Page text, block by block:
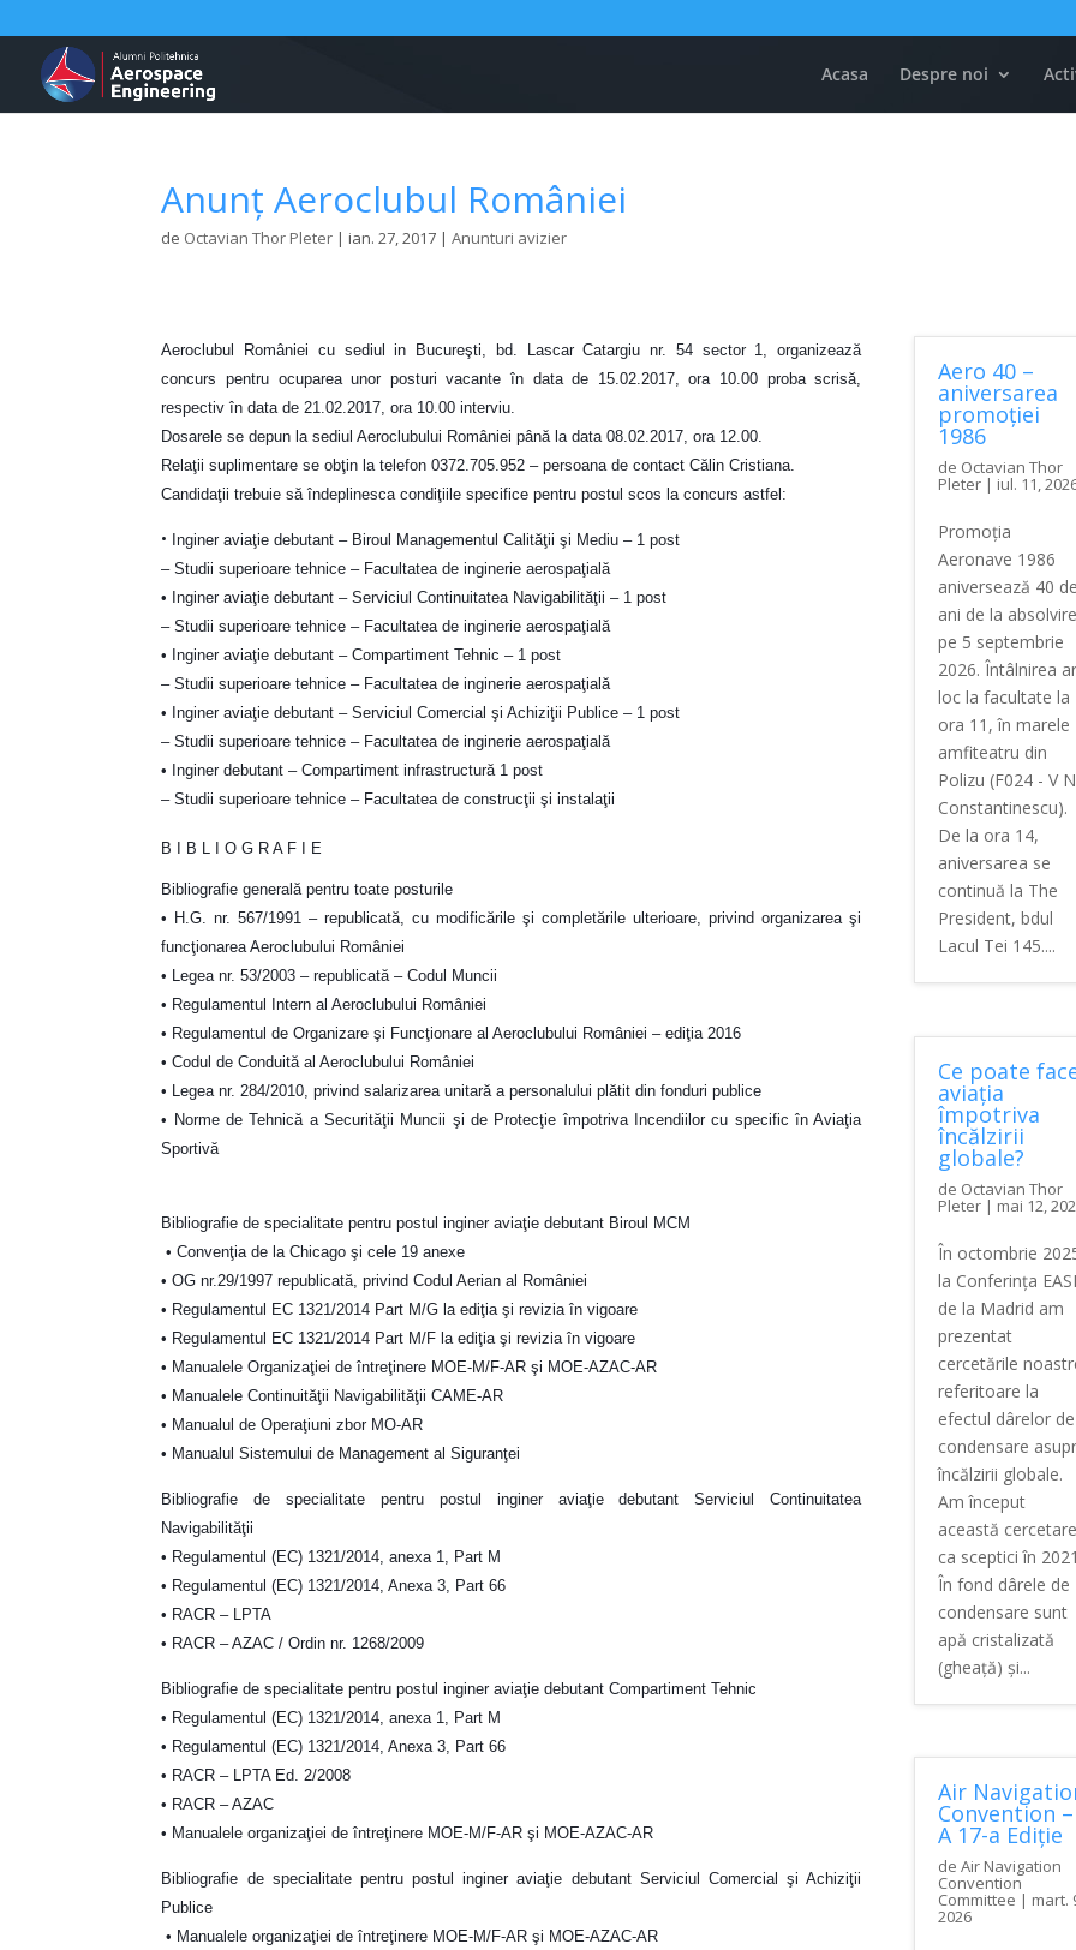
Acasa Despre noi
Anunț Aeroclubul României
de Octavian Thor Pleter |ian. 27, 2017 |Anunturi avizier
Aeroclubul României cu sediul in Bucureşti, bd. Lascar Catargiu nr. 54 sector 1, organizează
concurs pentru ocuparea unor posturi vacante în data de 15.02.2017, ora 10.00 proba scrisă,
respectiv în data de 21.02.2017, ora 10.00 interviu.
Dosarele se depun la sediul Aeroclubului României până la data 08.02.2017, ora 12.00.
Relaţii suplimentare se obţin la telefon 0372.705.952 – persoana de contact Călin Cristiana.
Candidaţii trebuie să îndeplinesca condiţiile specifice pentru postul scos la concurs astfel:
• Inginer aviaţie debutant – Biroul Managementul Calităţii şi Mediu – 1 post
– Studii superioare tehnice – Facultatea de inginerie aerospaţială
• Inginer aviaţie debutant – Serviciul Continuitatea Navigabilităţii – 1 post
– Studii superioare tehnice – Facultatea de inginerie aerospaţială
• Inginer aviaţie debutant – Compartiment Tehnic – 1 post
– Studii superioare tehnice – Facultatea de inginerie aerospaţială
• Inginer aviaţie debutant – Serviciul Comercial şi Achiziţii Publice – 1 post
– Studii superioare tehnice – Facultatea de inginerie aerospaţială
• Inginer debutant – Compartiment infrastructură 1 post
– Studii superioare tehnice – Facultatea de construcţii şi instalaţii
B I B L I O G R A F I E
Bibliografie generală pentru toate posturile
• H.G. nr. 567/1991 – republicată, cu modificările şi completările ulterioare, privind organizarea şi
funcţionarea Aeroclubului României
• Legea nr. 53/2003 – republicată – Codul Muncii
• Regulamentul Intern al Aeroclubului României
• Regulamentul de Organizare şi Funcţionare al Aeroclubului României – ediţia 2016
• Codul de Conduită al Aeroclubului României
• Legea nr. 284/2010, privind salarizarea unitară a personalului plătit din fonduri publice
• Norme de Tehnică a Securităţii Muncii şi de Protecţie împotriva Incendiilor cu specific în Aviaţia
Sportivă
Bibliografie de specialitate pentru postul inginer aviaţie debutant Biroul MCM
• Convenţia de la Chicago şi cele 19 anexe
• OG nr.29/1997 republicată, privind Codul Aerian al României
• Regulamentul EC 1321/2014 Part M/G la ediţia şi revizia în vigoare
• Regulamentul EC 1321/2014 Part M/F la ediţia şi revizia în vigoare
• Manualele Organizaţiei de întreţinere MOE-M/F-AR şi MOE-AZAC-AR
• Manualele Continuităţii Navigabilităţii CAME-AR
• Manualul de Operaţiuni zbor MO-AR
• Manualul Sistemului de Management al Siguranţei
Bibliografie de specialitate pentru postul inginer aviaţie debutant Serviciul Continuitatea
Navigabilităţii
• Regulamentul (EC) 1321/2014, anexa 1, Part M
• Regulamentul (EC) 1321/2014, Anexa 3, Part 66
• RACR – LPTA
• RACR – AZAC / Ordin nr. 1268/2009
Bibliografie de specialitate pentru postul inginer aviaţie debutant Compartiment Tehnic
• Regulamentul (EC) 1321/2014, anexa 1, Part M
• Regulamentul (EC) 1321/2014, Anexa 3, Part 66
• RACR – LPTA Ed. 2/2008
• RACR – AZAC
• Manualele organizaţiei de întreţinere MOE-M/F-AR şi MOE-AZAC-AR
Bibliografie de specialitate pentru postul inginer aviaţie debutant Serviciul Comercial şi Achiziţii
Publice
• Manualele organizaţiei de întreţinere MOE-M/F-AR şi MOE-AZAC-AR
Aero 40 –
aniversarea
promoției
1986
de Octavian Thor
Pleter| iul. 11,
Promoția
Aeronave 1986
aniversează 40 de
ani de la absolvire
pe 5 septembrie
2026. Întâlnirea
loc la facultate la
ora 11, în marele
amfiteatru din
Polizu (F024 - V N
Constantinescu).
De la ora 14,
aniversarea se
continuă la The
President, bdul
Lacul Tei 145....
Ce poate
aviația
împotriva
încălzirii
globale?
de Octavian Thor
Pleter| mai 12,
În octombrie
la Conferința
de la Madrid am
prezentat
cercetările
referitoare la
efectul dârelor de
condensare
încălzirii globale.
Am început
această cercetare
ca sceptici în
În fond dârele de
condensare sunt
apă cristalizată
(gheață) și...
Air
Convention –
A 17-a Ediție
de Air Navigation
Convention
Committee | mart.
2026